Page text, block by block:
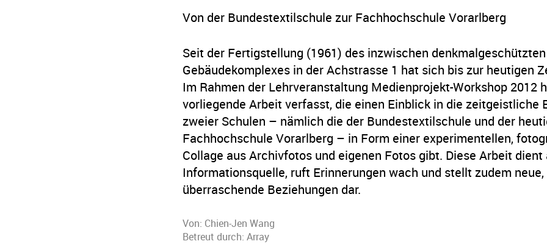
Von der Bundestextilschule zur Fachhochschule Vorarlberg
Seit der Fertigstellung (1961) des inzwischen denkmalgeschützten
Gebäudekomplexes in der Achstrasse 1 hat sich bis zur heutigen
Im Rahmen der Lehrveranstaltung Medienprojekt-Workshop 2012
vorliegende Arbeit verfasst, die einen Einblick in die zeitgeistliche
zweier Schulen – nämlich die der Bundestextilschule und der
Fachhochschule Vorarlberg – in Form einer experimentellen,
Collage aus Archivfotos und eigenen Fotos gibt. Diese Arbeit
Informationsquelle, ruft Erinnerungen wach und stellt zudem
überraschende Beziehungen dar.
Von: Chien-Jen Wang
Betreut durch: Array